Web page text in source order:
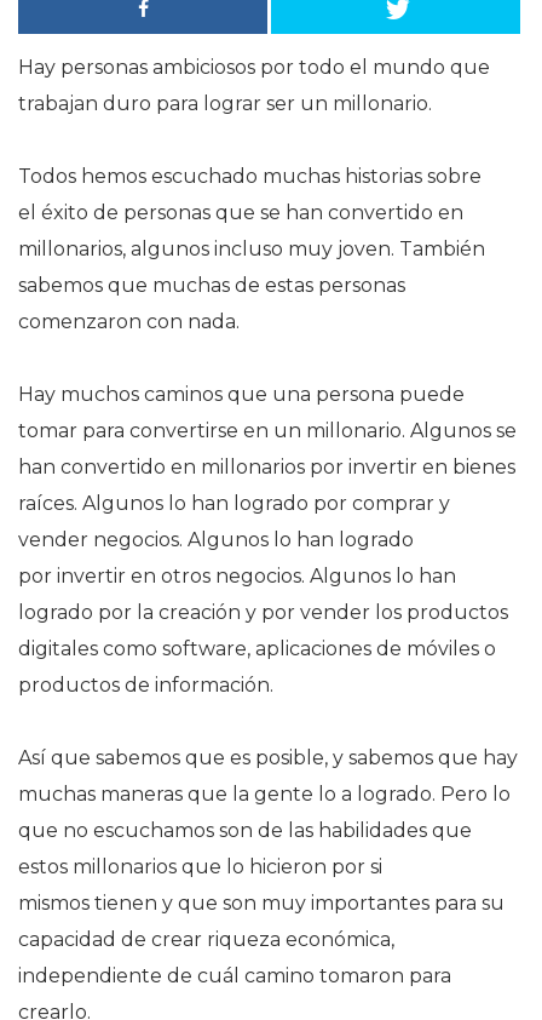
Hay personas ambiciosos por todo el mundo que
trabajan duro para lograr ser un millonario.
Todos hemos escuchado muchas historias sobre
el éxito de personas que se han convertido en
millonarios, algunos incluso muy joven. También
sabemos que muchas de estas personas
comenzaron con nada.
Hay muchos caminos que una persona puede
tomar para convertirse en un millonario. Algunos se
han convertido en millonarios por invertir en bienes
raíces. Algunos lo han logrado por comprar y
vender negocios. Algunos lo han logrado
por invertir en otros negocios. Algunos lo han
logrado por la creación y por vender los productos
digitales como software, aplicaciones de móviles o
productos de información.
Así que sabemos que es posible, y sabemos que hay
muchas maneras que la gente lo a logrado. Pero lo
que no escuchamos son de las habilidades que
estos millonarios que lo hicieron por si
mismos tienen y que son muy importantes para su
capacidad de crear riqueza económica,
independiente de cuál camino tomaron para
crearlo.